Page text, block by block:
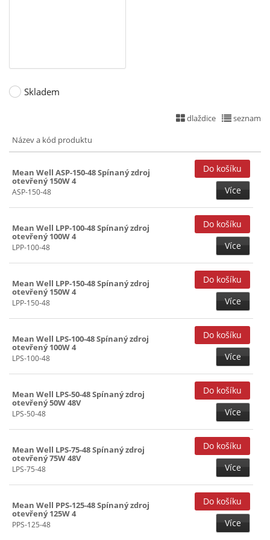
5+12+(-12)+24V (18)
5+12+15+24V (18)
5+24V (22)
5+48V (18)
12+(-12)V (18)
15V (31)
15+(-15)V (18)
20V (18)
24V (31)
27V (25)
48V (17)
Skladem
dlaždice seznam
Název a kód produktu
Mean Well ASP-150-48 Spínaný zdroj
otevřený 150W 4
ASP-150-48 Více
Mean Well LPP-100-48 Spínaný zdroj
otevřený 100W 4
LPP-100-48 Více
Mean Well LPP-150-48 Spínaný zdroj
otevřený 150W 4
LPP-150-48 Více
Mean Well LPS-100-48 Spínaný zdroj
otevřený 100W 4
LPS-100-48 Více
Mean Well LPS-50-48 Spínaný zdroj
otevřený 50W 48V
LPS-50-48 Více
Mean Well LPS-75-48 Spínaný zdroj
otevřený 75W 48V
LPS-75-48 Více
Mean Well PPS-125-48 Spínaný zdroj
otevřený 125W 4
PPS-125-48 Více